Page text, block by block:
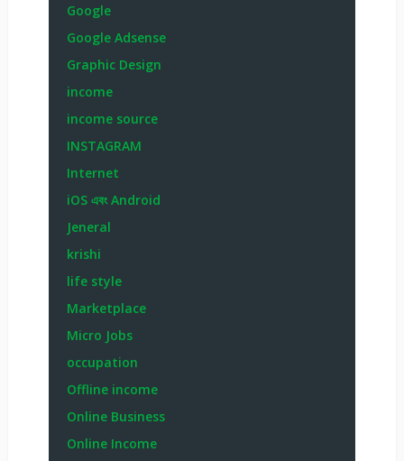
Google
Google Adsense
Graphic Design
income
income source
INSTAGRAM
Internet
iOS এবং Android
Jeneral
krishi
life style
Marketplace
Micro Jobs
occupation
Offline income
Online Business
Online Income